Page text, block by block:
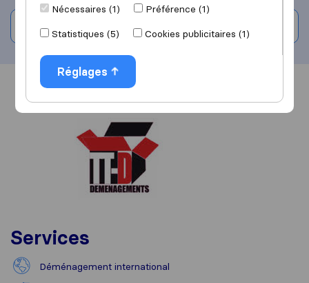
Rédiger un avis
Vue d'ensemble
Services
Déménagement international
Nécessaires (1)
Préférence (1)
Statistiques (5)
Cookies publicitaires (1)
Réglages